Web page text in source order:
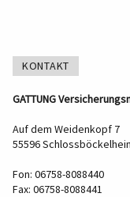
KONTAKT
GATTUNG
Auf dem Weidenkopf 7
55596
Fon: 06758-8088440
Fax: 06758-8088441